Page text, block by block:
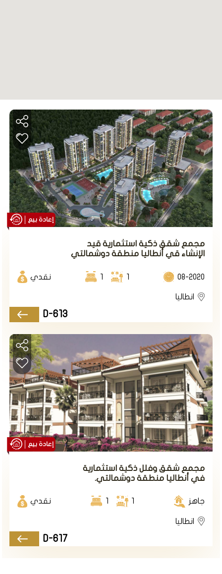
مجمع شقق ذكية استثمارية قيد
الإنشاء قي أنطاليا منطقة دوشمالتي
08-2020
1
1 نقدي
انطاليا
D-613
مجمع شقق وفلل ذكية استثمارية
في أنطاليا منطقة دوشمالتي.
جاهز 1
1 نقدي
انطاليا
D-617